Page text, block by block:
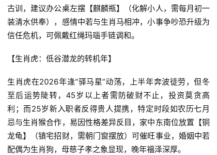
古训，建议办公桌左摆【麒麟瓶】（化解小人，需每月初一
装清水供奉），感情中若与生肖马相冲，小事争吵恐升级为
信任危机，可佩戴红绳玛瑙手链调和。
【生肖虎：低谷潜龙的转机年】
生肖虎在2026年逢“驿马星”动荡，上半年奔波徒劳，但冬
至后运势陡转，45岁以上者需防破财不止，投资莫贪高
利；而25岁新入职者反得贵人提携，特定时段如农历七月
忌与生肖猴合作，易因性格差异反目，家中东南位放置【铜
龙龟】（镇宅招财，需朝门窗摆放）可催旺事业，婚姻中若
配偶为生肖狗，母慈子孝之象显现，晚年福泽深厚。